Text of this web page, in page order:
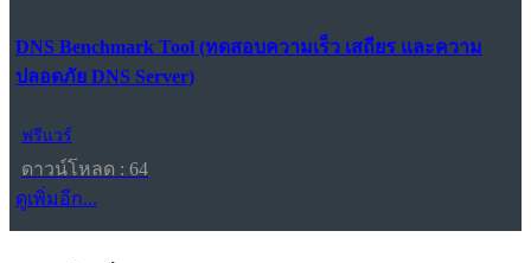
DNS Benchmark Tool (ทดสอบความเร็ว เสถียร และความ
ปลอดภัย DNS Server)
ฟรีแวร์
ดาวน์โหลด : 64
ดูเพิ่มอีก...